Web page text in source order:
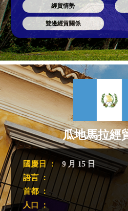
經貿情勢
雙邊經貿關係
瓜地馬拉經
國慶日 ：
9 月 15 日
語言 ：
首都 ：
人口 ：